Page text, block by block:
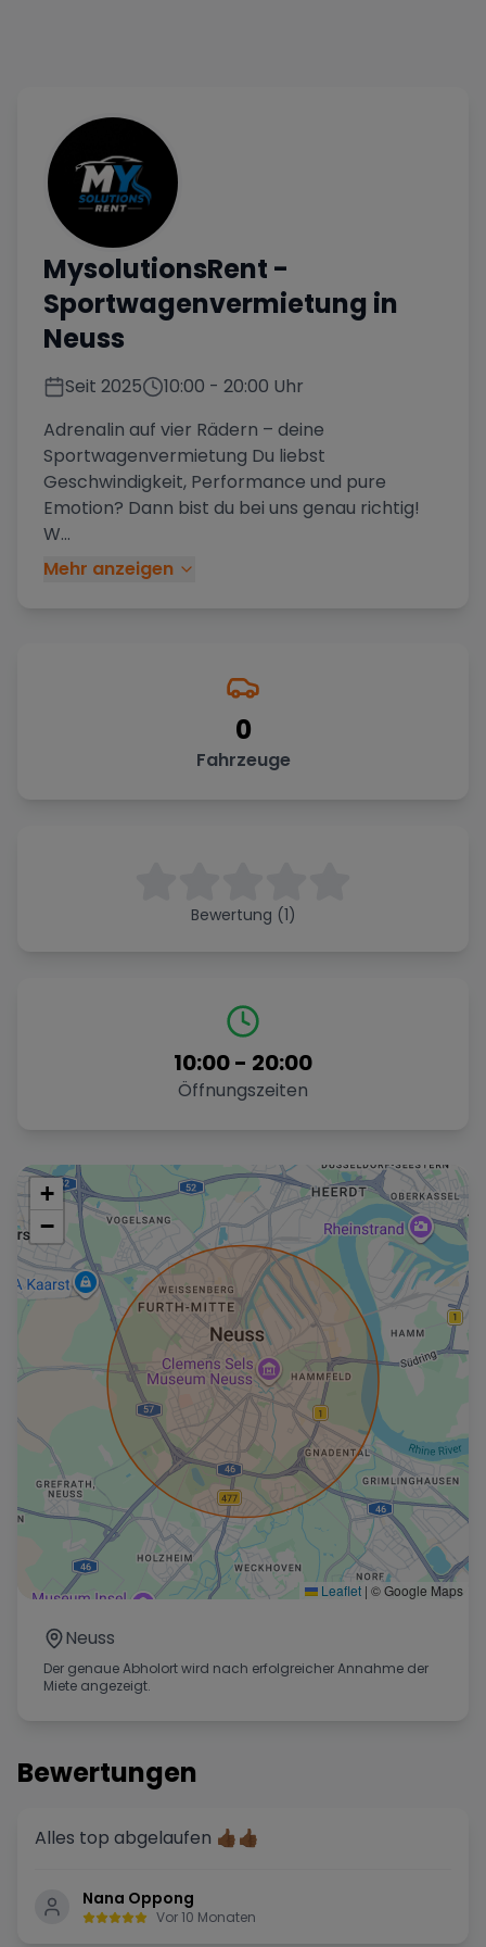
MysolutionsRent -
Sportwagenvermietung in
Neuss
Seit 2025 10:00 - 20:00 Uhr
Adrenalin auf vier Rädern – deine
Sportwagenvermietung Du liebst
Geschwindigkeit, Performance und pure
Emotion? Dann bist du bei uns genau richtig!
W...
Mehr anzeigen
0
Fahrzeuge
Bewertung (1)
10:00- 20:00
Öffnungszeiten
+
−
Leaflet | © Google Maps
Neuss
Der genaue Abholort wird nach erfolgreicher Annahme der
Miete angezeigt.
Bewertungen
Alles top abgelaufen 👍🏾👍🏾
Nana Oppong
Vor 10 Monaten